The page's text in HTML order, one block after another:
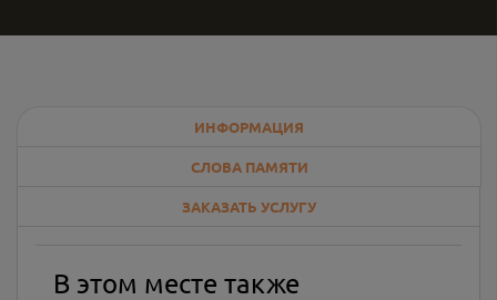
ИНФОРМАЦИЯ
СЛОВА ПАМЯТИ
ЗАКАЗАТЬ УСЛУГУ
В этом месте также